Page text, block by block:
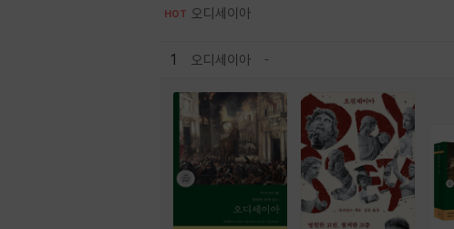
HOT 오디세이아
1 오디세이아